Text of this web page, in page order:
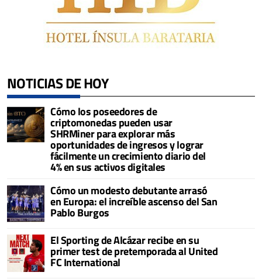
NOTICIAS DE HOY
Cómo los poseedores de
criptomonedas pueden usar
SHRMiner para explorar más
oportunidades de ingresos y lograr
fácilmente un crecimiento diario del
4% en sus activos digitales
Cómo un modesto debutante arrasó
en Europa: el increíble ascenso del San
Pablo Burgos
El Sporting de Alcázar recibe en su
primer test de pretemporada al United
FC International